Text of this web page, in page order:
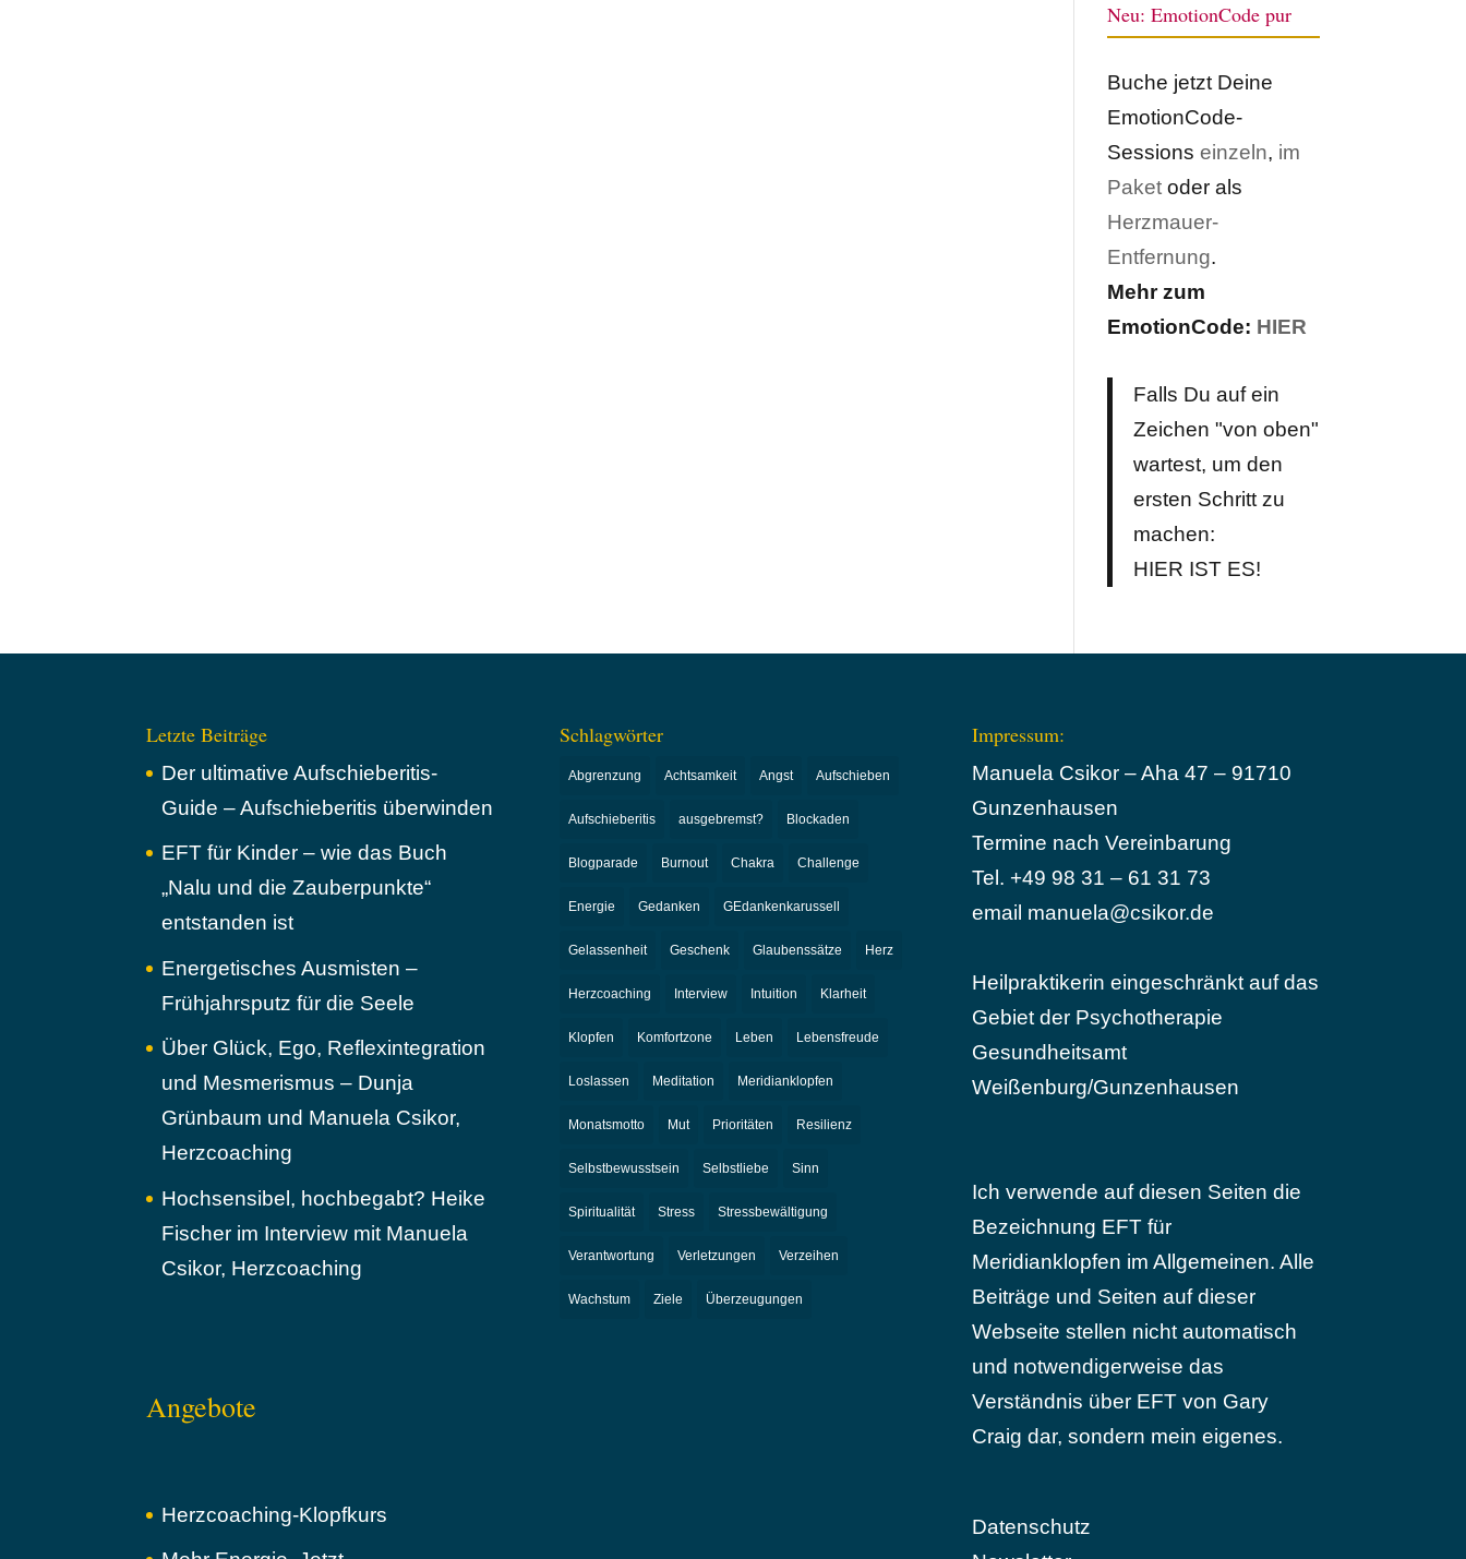
Neu: EmotionCode pur
Buche jetzt Deine
EmotionCode-
Sessionseinzeln, im
Paket oder als
Herzmauer-
Entfernung.
Mehr zum
EmotionCode: HIER
Falls Du auf ein
Zeichen "von oben"
wartest, um den
ersten Schritt zu
machen:
HIER IST ES!
Letzte Beiträge
Der ultimative Aufschieberitis-
Guide – Aufschieberitis überwinden
EFT für Kinder – wie das Buch
„Nalu und die Zauberpunkte“
entstanden ist
Energetisches Ausmisten –
Frühjahrsputz für die Seele
Über Glück, Ego, Reflexintegration
und Mesmerismus – Dunja
Grünbaum und Manuela Csikor,
Herzcoaching
Hochsensibel, hochbegabt? Heike
Fischer im Interview mit Manuela
Csikor, Herzcoaching
Angebote
Herzcoaching-Klopfkurs
Schlagwörter
Abgrenzung Achtsamkeit Angst Aufschieben
Aufschieberitis ausgebremst? Blockaden
Blogparade Burnout Chakra Challenge
Energie Gedanken GEdankenkarussell
Gelassenheit Geschenk Glaubenssätze Herz
Herzcoaching Interview Intuition Klarheit
Klopfen Komfortzone Leben Lebensfreude
Loslassen Meditation Meridianklopfen
Monatsmotto Mut Prioritäten Resilienz
Selbstbewusstsein Selbstliebe Sinn
Spiritualität Stress Stressbewältigung
Verantwortung Verletzungen Verzeihen
Wachstum Ziele Überzeugungen
Impressum:
Manuela Csikor – Aha 47 – 91710
Gunzenhausen
Termine nach Vereinbarung
Tel. +49 98 31 – 61 31 73
email manuela@csikor.de
Heilpraktikerin eingeschränkt auf das
Gebiet der Psychotherapie
Gesundheitsamt
Weißenburg/Gunzenhausen
Ich verwende auf diesen Seiten die
Bezeichnung EFT für
Meridianklopfen im Allgemeinen. Alle
Beiträge und Seiten auf dieser
Webseite stellen nicht automatisch
und notwendigerweise das
Verständnis über EFT von Gary
Craig dar, sondern mein eigenes.
Datenschutz